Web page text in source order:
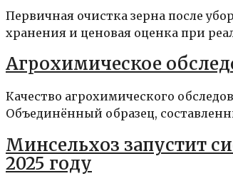
Первичная очистка зерна после
хранения и ценовая оценка при
Агрохимическое
Качество агрохимического
Объединённый образец,
Минсельхоз запустит
2025 году